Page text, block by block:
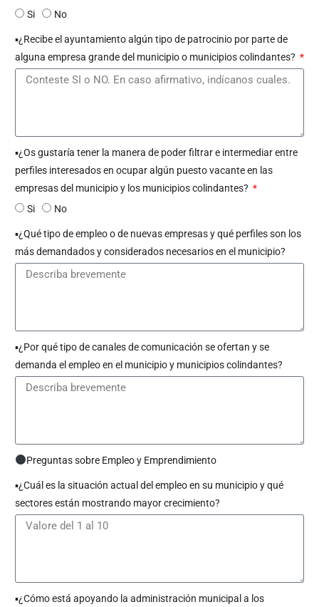
Si
No
▪︎¿Recibe el ayuntamiento algún tipo de patrocinio por parte de
alguna empresa grande del municipio o municipios colindantes?
▪︎¿Os gustaría tener la manera de poder filtrar e intermediar entre
perfiles interesados en ocupar algún puesto vacante en las
empresas del municipio y los municipios colindantes?
Si
No
▪︎¿Qué tipo de empleo o de nuevas empresas y qué perfiles son los
más demandados y considerados necesarios en el municipio?
▪︎¿Por qué tipo de canales de comunicación se ofertan y se
demanda el empleo en el municipio y municipios colindantes?
Preguntas sobre Empleo y Emprendimiento
▪︎¿Cuál es la situación actual del empleo en su municipio y qué
sectores están mostrando mayor crecimiento?
▪︎¿Cómo está apoyando la administración municipal a los